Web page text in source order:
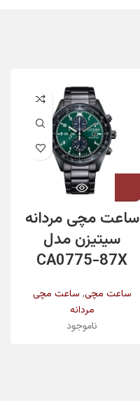
ساعت مچی مردانه
سیتیزن مدل
CA0775-87X
ساعت مچی, ساعت مچی
مردانه
ناموجود